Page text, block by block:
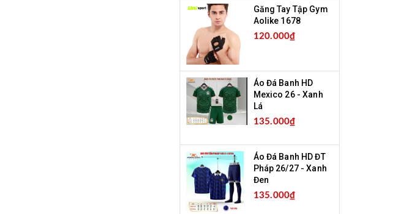
Găng Tay Tập Gym
Aolike 1678
120.000₫
Áo Đá Banh HD
Mexico 26 - Xanh
Lá
135.000₫
Áo Đá Banh HD ĐT
Pháp 26/27 - Xanh
Đen
135.000₫